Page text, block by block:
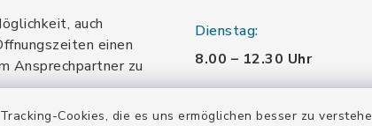
Cookies, die es uns ermöglichen besser zu
auch
einen
Ansprechpartner zu
Dienstag:
8.00 – 12.30 Uhr
und 13.30 – 16 Uhr